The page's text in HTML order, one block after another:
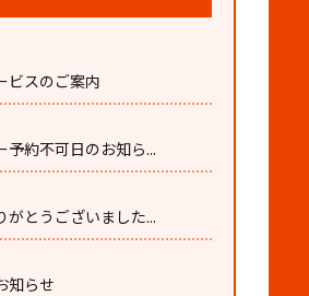
ビスのご案内
予約不可日のお知ら...
がとうございました...
知らせ